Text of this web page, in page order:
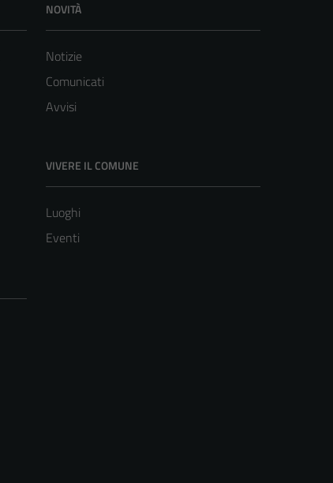
NOVITÀ
Notizie
Comunicati
Avvisi
VIVERE IL COMUNE
Luoghi
Eventi